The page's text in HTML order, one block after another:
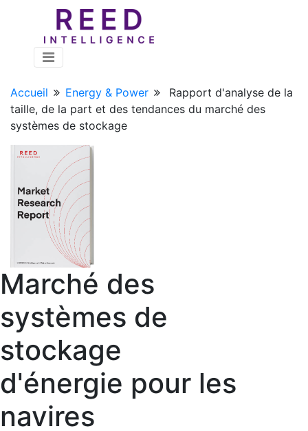
Accueil Energy & Power
Rapport d'analyse de la
taille, de la part et des tendances du marché des
systèmes de stockage
Marché des
systèmes de
stockage
d'énergie pour les
navires